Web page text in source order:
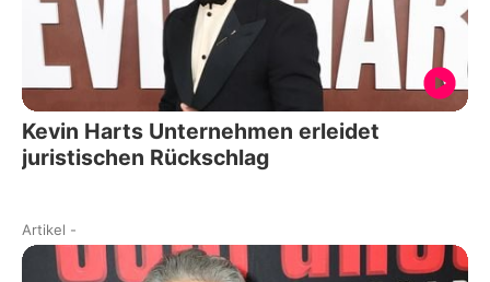
Kevin Harts Unternehmen erleidet
juristischen Rückschlag
Artikel -